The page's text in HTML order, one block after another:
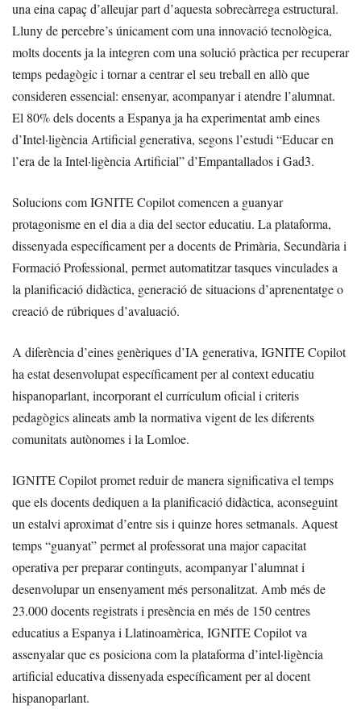
una eina capaç d’alleujar part d’aquesta sobrecàrrega estructural.
Lluny de percebre’s únicament com una innovació tecnològica,
molts docents ja la integren com una solució pràctica per recuperar
temps pedagògic i tornar a centrar el seu treball en allò que
consideren essencial: ensenyar, acompanyar i atendre l’alumnat.
El 80% dels docents a Espanya ja ha experimentat amb eines
d’Intel·ligència Artificial generativa, segons l’estudi “Educar en
l’era de la Intel·ligència Artificial” d’Empantallados i Gad3.
Solucions com IGNITE Copilot comencen a guanyar
protagonisme en el dia a dia del sector educatiu. La plataforma,
dissenyada específicament per a docents de Primària, Secundària i
Formació Professional, permet automatitzar tasques vinculades a
la planificació didàctica, generació de situacions d’aprenentatge o
creació de rúbriques d’avaluació.
A diferència d’eines genèriques d’IA generativa, IGNITE Copilot
ha estat desenvolupat específicament per al context educatiu
hispanoparlant, incorporant el currículum oficial i criteris
pedagògics alineats amb la normativa vigent de les diferents
comunitats autònomes i la Lomloe.
IGNITE Copilot promet reduir de manera significativa el temps
que els docents dediquen a la planificació didàctica, aconseguint
un estalvi aproximat d’entre sis i quinze hores setmanals. Aquest
temps “guanyat” permet al professorat una major capacitat
operativa per preparar continguts, acompanyar l’alumnat i
desenvolupar un ensenyament més personalitzat. Amb més de
23.000 docents registrats i presència en més de 150 centres
educatius a Espanya i Llatinoamèrica, IGNITE Copilot va
assenyalar que es posiciona com la plataforma d’intel·ligència
artificial educativa dissenyada específicament per al docent
hispanoparlant.